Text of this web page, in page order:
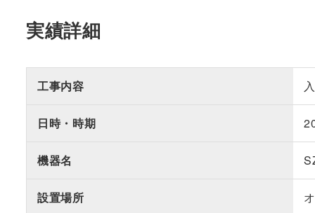
実績詳細
工事内容
日時・時期
機器名
設置場所